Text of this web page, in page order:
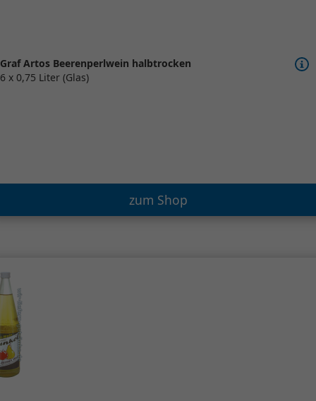
Graf Artos Beerenperlwein halbtrocken
6 x 0,75 Liter (Glas)
zum Shop